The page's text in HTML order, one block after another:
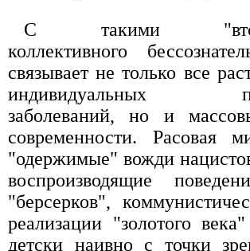
С такими
коллективного
связывает не только все
индивидуальных
заболеваний, но и
современности. Расовая
"одержимые" вожди
воспроизводящие
"берсерков",
реализации "золотого
детски наивно с точки